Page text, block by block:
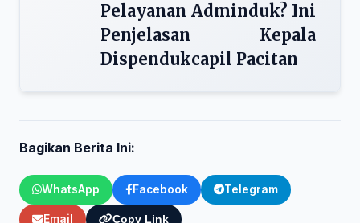
Pelayanan Adminduk? Ini
Penjelasan Kepala
Dispendukcapil Pacitan
Bagikan Berita Ini:
WhatsApp Facebook Telegram
Email Copy Link